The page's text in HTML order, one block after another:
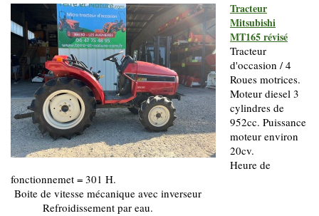
Tracteur
Mitsubishi
MT165 révisé
Tracteur
d'occasion / 4
Roues motrices.
Moteur diesel 3
cylindres de
952cc. Puissance
moteur environ
20cv.
Heure de
fonctionnemet = 301 H.
Boite de vitesse mécanique avec inverseur
Refroidissement par eau.